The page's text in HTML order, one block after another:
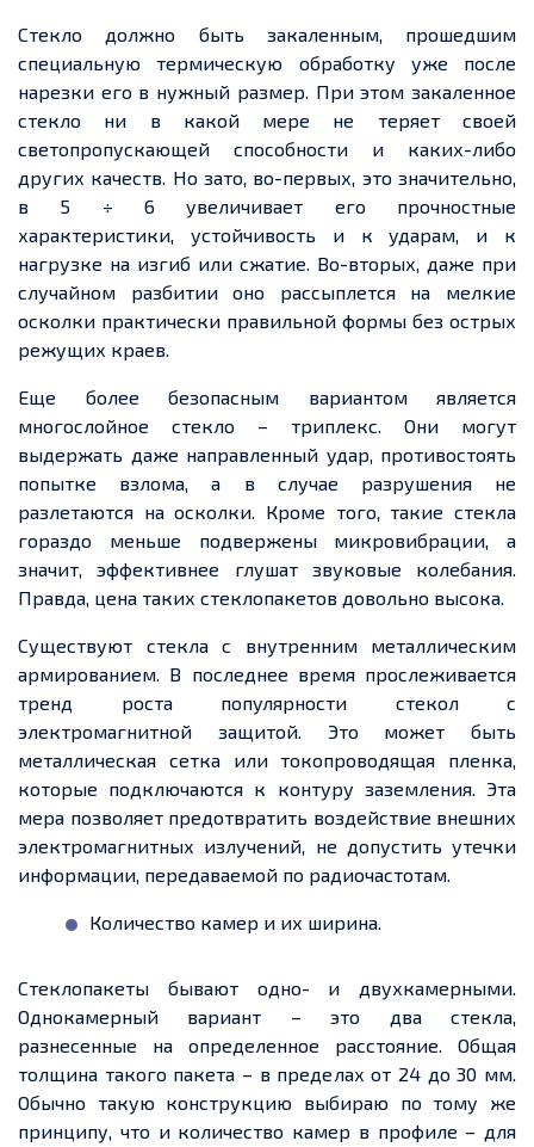
Стекло должно быть закаленным, прошедшим
специальную термическую обработку уже после
нарезки его в нужный размер. При этом закаленное
стекло ни в какой мере не теряет своей
светопропускающей способности и каких-либо
других качеств. Но зато, во-первых, это значительно,
в 5 ÷ 6 увеличивает его прочностные
характеристики, устойчивость и к ударам, и к
нагрузке на изгиб или сжатие. Во-вторых, даже при
случайном разбитии оно рассыплется на мелкие
осколки практически правильной формы без острых
режущих краев.
Еще более безопасным вариантом является
многослойное стекло – триплекс. Они могут
выдержать даже направленный удар, противостоять
попытке взлома, а в случае разрушения не
разлетаются на осколки. Кроме того, такие стекла
гораздо меньше подвержены микровибрации, а
значит, эффективнее глушат звуковые колебания.
Правда, цена таких стеклопакетов довольно высока.
Существуют стекла с внутренним металлическим
армированием. В последнее время прослеживается
тренд роста популярности стеколс
электромагнитной защитой. Это может быть
металлическая сетка или токопроводящая пленка,
которые подключаются к контуру заземления. Эта
мера позволяет предотвратить воздействие внешних
электромагнитных излучений, не допустить утечки
информации, передаваемой по радиочастотам.
Количество камер и их ширина.
Стеклопакеты бывают одно- и двухкамерными.
Однокамерный вариант – это два стекла,
разнесенные на определенное расстояние. Общая
толщина такого пакета – в пределах от 24 до 30 мм.
Обычно такую конструкцию выбираю по тому же
принципу, что и количество камер в профиле – для